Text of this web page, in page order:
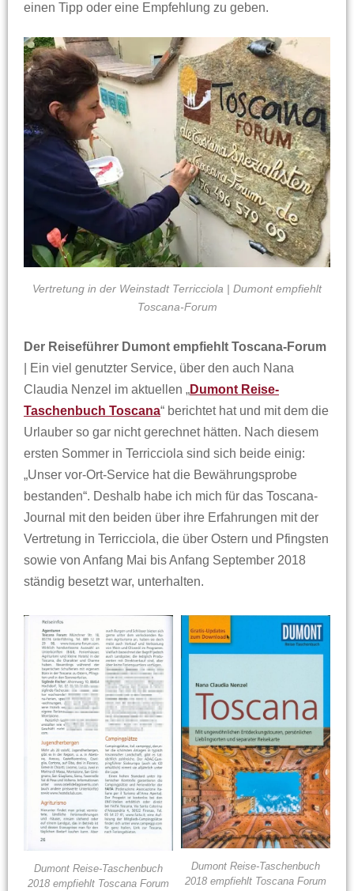
einen Tipp oder eine Empfehlung zu geben.
Vertretung in der Weinstadt Terricciola | Dumont empfiehlt
Toscana-Forum
Der Reiseführer Dumont empfiehlt Toscana-Forum
| Ein viel genutzter Service, über den auch Nana
Claudia Nenzel im aktuellen „Dumont Reise-
Taschenbuch Toscana“ berichtet hat und mit dem die
Urlauber so gar nicht gerechnet hätten. Nach diesem
ersten Sommer in Terricciola sind sich beide einig:
„Unser vor-Ort-Service hat die Bewährungsprobe
bestanden“. Deshalb habe ich mich für das Toscana-
Journal mit den beiden über ihre Erfahrungen mit der
Vertretung in Terricciola, die über Ostern und Pfingsten
sowie von Anfang Mai bis Anfang September 2018
ständig besetzt war, unterhalten.
Dumont Reise-Taschenbuch
2018 empfiehlt Toscana Forum
Dumont Reise-Taschenbuch
2018 empfiehlt Toscana Forum